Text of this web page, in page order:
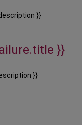
}}
}}
}}